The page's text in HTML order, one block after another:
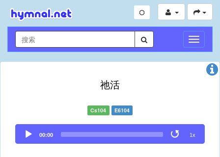
切
換
導
祂活
Cs104 E6104
Audio
Player
00:00 1x